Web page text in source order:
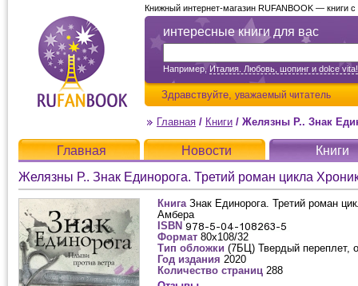
интересные книги для вас
Например,Италия. Любовь, шопинг и dolce vita!
Здравствуйте, уважаемый читатель
Книжный интернет-магазин RUFANBOOK — книги
Главная / Книги / Желязны Р.. Знак
Главная Новости
Книги
Желязны Р.. Знак Единорога. Третий роман цикла
Книга Знак Единорога. Третий роман
Амбера
ISBN
Формат 80x108/32
Тип обложки (7БЦ) Твердый переплет,
Год издания 2020
Количество страниц 288